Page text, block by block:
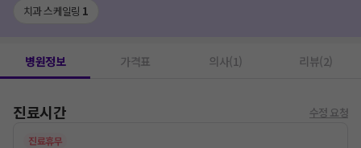
치과 스케일링 1
병원정보 가격표 의사(1) 리뷰(2)
진료시간 수정 요청
진료휴무